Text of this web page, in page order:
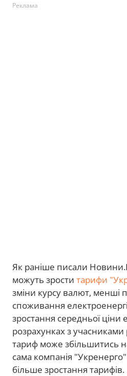
Реклама
Як раніше писали
можуть зрости тарифи
зміни курсу валют, менші
споживання
зростання середньої ціни
розрахунках з учасниками
тариф може збільшитись
сама компанія
більше зростання тарифів.